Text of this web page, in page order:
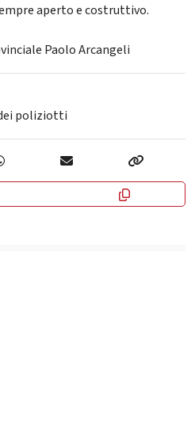
aperto e costruttivo.
Paolo Arcangeli
poliziotti